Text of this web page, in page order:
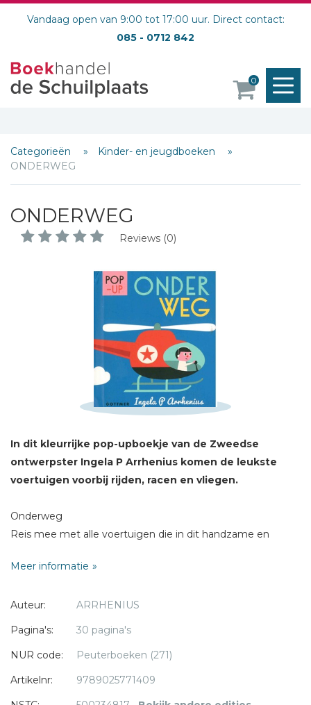
Vandaag open van 9:00 tot 17:00 uur. Direct contact:
085 - 0712 842
0
Categorieën
Kinder- en jeugdboeken
ONDERWEG
ONDERWEG
Reviews (0)
In dit kleurrijke pop-upboekje van de Zweedse
ontwerpster Ingela P Arrhenius komen de leukste
voertuigen voorbij rijden, racen en vliegen.
Onderweg
Reis mee met alle voertuigen die in dit handzame en
racen en vliegen. Alle voertuigen die ze kennen, en ook een
in dit designboekje. Van een tractor tot ijscokar en een
brandweerwagen; dit vrolijke kleine boekje willen peuters
Meer informatie
Auteur:
ARRHENIUS
Pagina's:
30 pagina's
NUR code:
Peuterboeken (271)
Artikelnr:
9789025771409
Schrijf hieronder je review!
Bericht *